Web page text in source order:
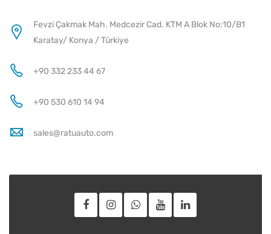
Fevzi Çakmak Mah. Medcezir Cad. KTM A Blok No:10/B1
Karatay/ Konya / Türkiye
+90 332 233 44 67
+90 530 610 14 94
sales@ratuauto.com